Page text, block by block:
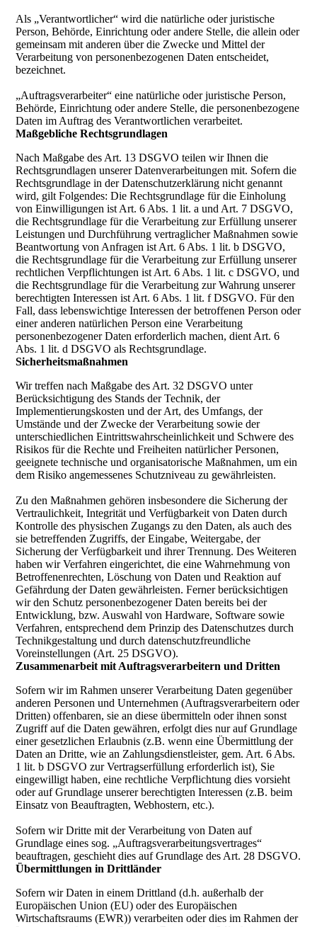
Als „Verantwortlicher“ wird die natürliche oder juristische
Person, Behörde, Einrichtung oder andere Stelle, die allein oder
gemeinsam mit anderen über die Zwecke und Mittel der
Verarbeitung von personenbezogenen Daten entscheidet,
bezeichnet.
„Auftragsverarbeiter“ eine natürliche oder juristische Person,
Behörde, Einrichtung oder andere Stelle, die personenbezogene
Daten im Auftrag des Verantwortlichen verarbeitet.
Maßgebliche Rechtsgrundlagen
Nach Maßgabe des Art. 13 DSGVO teilen wir Ihnen die
Rechtsgrundlagen unserer Datenverarbeitungen mit. Sofern die
Rechtsgrundlage in der Datenschutzerklärung nicht genannt
wird, gilt Folgendes: Die Rechtsgrundlage für die Einholung
von Einwilligungen ist Art. 6 Abs. 1 lit. a und Art. 7 DSGVO,
die Rechtsgrundlage für die Verarbeitung zur Erfüllung unserer
Leistungen und Durchführung vertraglicher Maßnahmen sowie
Beantwortung von Anfragen ist Art. 6 Abs. 1 lit. b DSGVO,
die Rechtsgrundlage für die Verarbeitung zur Erfüllung unserer
rechtlichen Verpflichtungen ist Art. 6 Abs. 1 lit. c DSGVO, und
die Rechtsgrundlage für die Verarbeitung zur Wahrung unserer
berechtigten Interessen ist Art. 6 Abs. 1 lit. f DSGVO. Für den
Fall, dass lebenswichtige Interessen der betroffenen Person oder
einer anderen natürlichen Person eine Verarbeitung
personenbezogener Daten erforderlich machen, dient Art. 6
Abs. 1 lit. d DSGVO als Rechtsgrundlage.
Sicherheitsmaßnahmen
Wir treffen nach Maßgabe des Art. 32 DSGVO unter
Berücksichtigung des Stands der Technik, der
Implementierungskosten und der Art, des Umfangs, der
Umstände und der Zwecke der Verarbeitung sowie der
unterschiedlichen Eintrittswahrscheinlichkeit und Schwere des
Risikos für die Rechte und Freiheiten natürlicher Personen,
geeignete technische und organisatorische Maßnahmen, um ein
dem Risiko angemessenes Schutzniveau zu gewährleisten.
Zu den Maßnahmen gehören insbesondere die Sicherung der
Vertraulichkeit, Integrität und Verfügbarkeit von Daten durch
Kontrolle des physischen Zugangs zu den Daten, als auch des
sie betreffenden Zugriffs, der Eingabe, Weitergabe, der
Sicherung der Verfügbarkeit und ihrer Trennung. Des Weiteren
haben wir Verfahren eingerichtet, die eine Wahrnehmung von
Betroffenenrechten, Löschung von Daten und Reaktion auf
Gefährdung der Daten gewährleisten. Ferner berücksichtigen
wir den Schutz personenbezogener Daten bereits bei der
Entwicklung, bzw. Auswahl von Hardware, Software sowie
Verfahren, entsprechend dem Prinzip des Datenschutzes durch
Technikgestaltung und durch datenschutzfreundliche
Voreinstellungen (Art. 25 DSGVO).
Zusammenarbeit mit Auftragsverarbeitern und Dritten
Sofern wir im Rahmen unserer Verarbeitung Daten gegenüber
anderen Personen und Unternehmen (Auftragsverarbeitern oder
Dritten) offenbaren, sie an diese übermitteln oder ihnen sonst
Zugriff auf die Daten gewähren, erfolgt dies nur auf Grundlage
einer gesetzlichen Erlaubnis (z.B. wenn eine Übermittlung der
Daten an Dritte, wie an Zahlungsdienstleister, gem. Art. 6 Abs.
1 lit. b DSGVO zur Vertragserfüllung erforderlich ist), Sie
eingewilligt haben, eine rechtliche Verpflichtung dies vorsieht
oder auf Grundlage unserer berechtigten Interessen (z.B. beim
Einsatz von Beauftragten, Webhostern, etc.).
Sofern wir Dritte mit der Verarbeitung von Daten auf
Grundlage eines sog. „Auftragsverarbeitungsvertrages“
beauftragen, geschieht dies auf Grundlage des Art. 28 DSGVO.
Übermittlungen in Drittländer
Sofern wir Daten in einem Drittland (d.h. außerhalb der
Europäischen Union (EU) oder des Europäischen
Wirtschaftsraums (EWR)) verarbeiten oder dies im Rahmen der